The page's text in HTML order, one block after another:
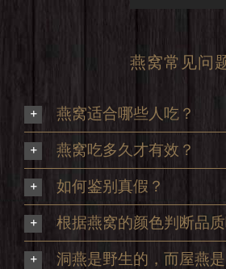
燕窝常见问
燕窝适合哪些人吃？
燕窝吃多久才有效？
如何鉴别真假？
根据燕窝的颜色判断品质
洞燕是野生的，而屋燕是